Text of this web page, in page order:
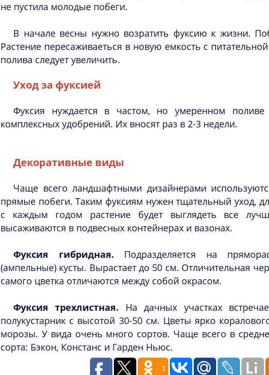
не пустила молодые побеги.
В начале весны нужно возратить фуксию к жизни.
Растение пересаживаеться в новую емкость с
полива следует увеличить.
Уход за фуксией
Фуксия нуждается в частом, но умеренном
комплексных удобрений. Их вносят раз в 2-3 недели.
Декоративные виды
Чаще всего ландшафтными дизайнерами
прямые побеги. Таким фуксиям нужен тщательный уход,
с каждым годом растение будет выглядеть все
высаживаются в подвесных контейнерах и вазонах.
Фуксия гибридная. Подразделяется на
(ампельные) кусты. Вырастает до 50 см. Отличительная
самого цветка отличаются между собой окрасом.
Фуксия трехлистная. На дачных участках
полукустарник с высотой 30-50 см. Цветы ярко
морозы. У вида очень много сортов. Чаще всего в
сорта: Бэкон, Констанс и Гарден Ньюс.
1